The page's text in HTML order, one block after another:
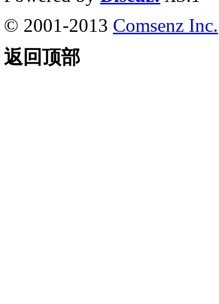
© 2001-2013 Comsenz Inc.
返回顶部